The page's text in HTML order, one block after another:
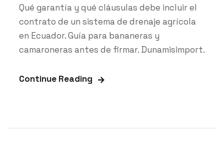
Qué garantía y qué cláusulas debe incluir el
contrato de un sistema de drenaje agrícola
en Ecuador. Guía para bananeras y
camaroneras antes de firmar. Dunamisimport.
Continue Reading